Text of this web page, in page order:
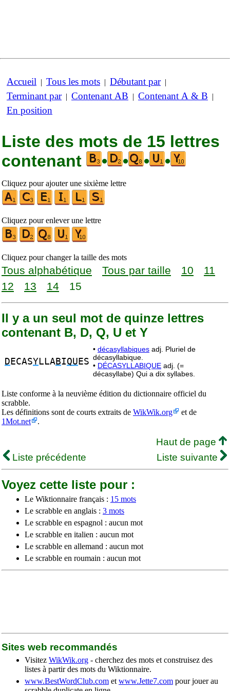
Accueil | Tous les mots | Débutant par|
Terminant par| Contenant AB | Contenant A & B |
En position
Liste des mots de 15 lettres
contenant
• • • •
Cliquez pour ajouter une sixième lettre
Cliquez pour enlever une lettre
Cliquez pour changer la taille des mots
Tous alphabétique Tous par taille 10
11
12
13 14 15
Il y a un seul mot de quinze lettres
contenant B, D, Q, U et Y
D ECASYLLABIQU ES
• décasyllabiques adj. Pluriel de
décasyllabique.
• DÉCASYLLABIQUE adj. (=
décasyllabe) Qui a dix syllabes.
Liste conforme à la neuvième édition du dictionnaire officiel du
scrabble.
Les définitions sont de courts extraits de WikWik.org
et de
1Mot.net
.
Haut de page
Liste précédente
Liste suivante
Voyez cette liste pour :
Le Wiktionnaire français : 15 mots
Le scrabble en anglais : 3 mots
Le scrabble en espagnol : aucun mot
Le scrabble en italien : aucun mot
Le scrabble en allemand : aucun mot
Le scrabble en roumain : aucun mot
Sites web recommandés
Visitez WikWik.org - cherchez des mots et construisez des
listes à partir des mots du Wiktionnaire.
www.BestWordClub.com et www.Jette7.com pour jouer au